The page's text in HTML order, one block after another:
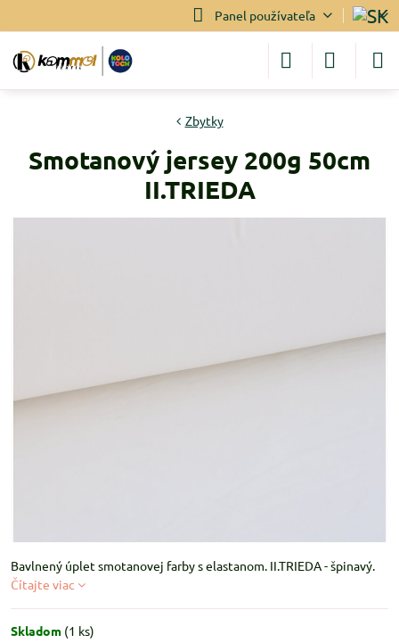
Panel používateľa
Zbytky
Smotanový jersey 200g 50cm
II.TRIEDA
Bavlnený úplet smotanovej farby s elastanom. II.TRIEDA - špinavý.
Čítajte viac
Skladom (1 ks)